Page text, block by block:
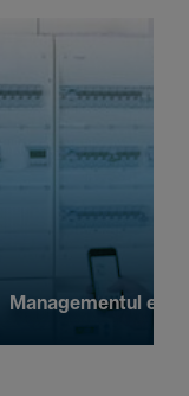
Managementul